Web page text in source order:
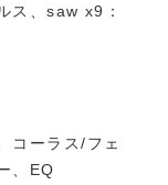
ス、saw x9：
コーラス/フェ
、EQ